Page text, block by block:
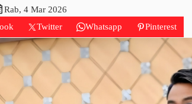
Rab, 4 Mar 2026
Twitter Whatsapp Pinterest